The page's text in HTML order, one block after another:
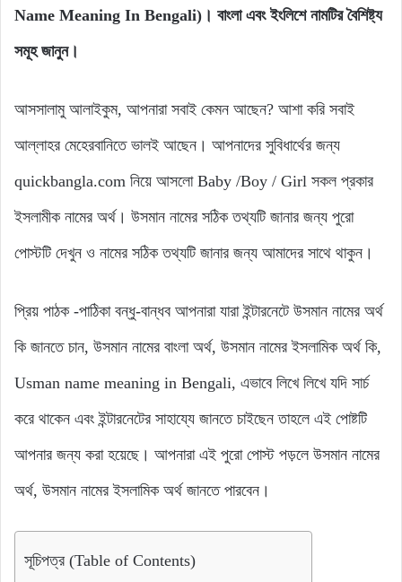
Name Meaning In Bengali)। বাংলা এবং ইংলিশে নামটির বৈশিষ্ট্য
সমূহ জানুন।
আসসালামু আলাইকুম, আপনারা সবাই কেমন আছেন? আশা করি সবাই
আল্লাহর মেহেরবানিতে ভালই আছেন। আপনাদের সুবিধার্থের জন্য
quickbangla.com নিয়ে আসলো Baby /Boy / Girl সকল প্রকার
ইসলামীক নামের অর্থ। উসমান নামের সঠিক তথ্যটি জানার জন্য পুরো
পোস্টটি দেখুন ও নামের সঠিক তথ্যটি জানার জন্য আমাদের সাথে থাকুন।
প্রিয় পাঠক -পাঠিকা বন্ধু-বান্ধব আপনারা যারা ইন্টারনেটে উসমান নামের অর্থ
কি জানতে চান, উসমান নামের বাংলা অর্থ, উসমান নামের ইসলামিক অর্থ কি,
Usman name meaning in Bengali, এভাবে লিখে লিখে যদি সার্চ
করে থাকেন এবং ইন্টারনেটের সাহায্যে জানতে চাইছেন তাহলে এই পোষ্টটি
আপনার জন্য করা হয়েছে। আপনারা এই পুরো পোস্ট পড়লে উসমান নামের
অর্থ, উসমান নামের ইসলামিক অর্থ জানতে পারবেন।
সূচিপত্র (Table of Contents)